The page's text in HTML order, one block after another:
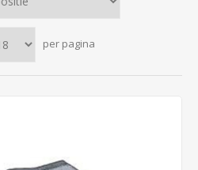
per pagina